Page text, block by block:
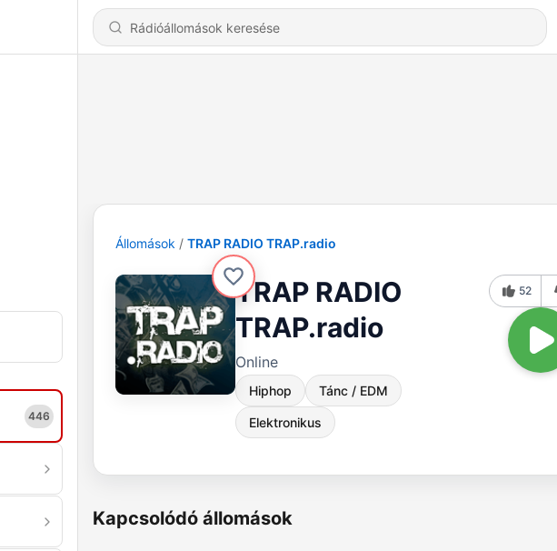
446
Állomások TRAP RADIO TRAP.radio
TRAP RADIO
TRAP.radio
Online
Hiphop Tánc / EDM
Elektronikus
52
Kapcsolódó állomások